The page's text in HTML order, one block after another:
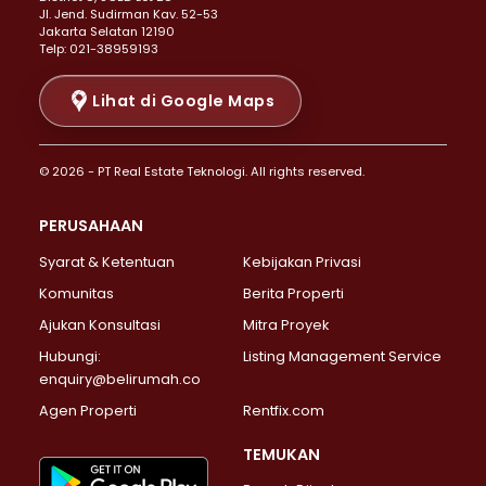
Properti Dijual di Senen >
Properti Dijual di Tanah Abang >
Properti Dijual di Cikini >
Properti Dijual di Kramat >
Properti Dijual di Pasar Baru >
Properti Dijual di Bendungan Hilir >
Properti Dijual di Jakarta Selatan >
Properti Dijual di Lebak Bulus >
Properti Dijual di Gandaria Selatan >
Properti Dijual di Pondok Labu >
Properti Dijual di Lenteng Agung >
Properti Dijual di Senayan >
Properti Dijual di Pondok Pinang >
Properti Dijual di Kebayoran Lama >
Properti Dijual di Kebayoran Baru >
JI. Jend. Sudirman Kav. 52-53
Jakarta Selatan 12190
Telp: 021-38959193
Lihat di Google Maps
© 2026 - PT Real Estate Teknologi. All rights reserved.
PERUSAHAAN
Syarat & Ketentuan
Kebijakan Privasi
Komunitas
Berita Properti
Ajukan Konsultasi
Mitra Proyek
Hubungi:
enquiry@belirumah.co
Listing Management Service
Agen Properti Rentfix.com
TEMUKAN